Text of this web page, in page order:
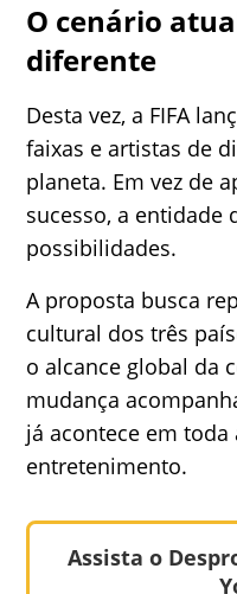
O cenário
diferente
Desta vez, a FIFA
faixas e artistas de
planeta. Em vez de
sucesso, a entidade
possibilidades.
A proposta busca
cultural dos três
o alcance global da
mudança
já acontece em
entretenimento.
Assista o